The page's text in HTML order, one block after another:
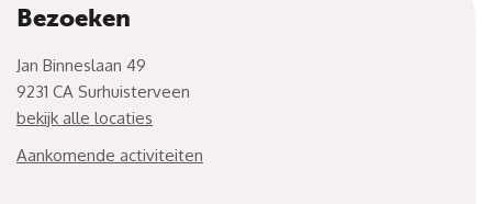
Bezoeken
Jan Binneslaan 49
9231 CA Surhuisterveen
bekijk alle locaties
Aankomende activiteiten